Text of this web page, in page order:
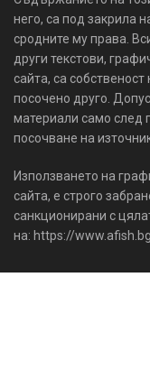
него, са под закрила
сродните му права.
други текстови,
сайта, са собственост
посочено друго.
материали само след
посочване на
Използването на
сайта, е строго
санкционирани с
на: https://